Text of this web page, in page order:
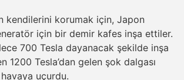
kendilerini korumak için, Japon
için bir demir kafes inşa ettiler.
700 Tesla dayanacak şekilde inşa
1200 Tesla’dan gelen şok dalgası
havaya uçurdu.